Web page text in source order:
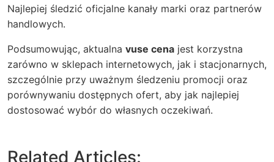
Najlepiej śledzić oficjalne kanały marki oraz partnerów
handlowych.
Podsumowując, aktualna vuse cena jest korzystna
zarówno w sklepach internetowych, jak i stacjonarnych,
szczególnie przy uważnym śledzeniu promocji oraz
porównywaniu dostępnych ofert, aby jak najlepiej
dostosować wybór do własnych oczekiwań.
Related Articles: